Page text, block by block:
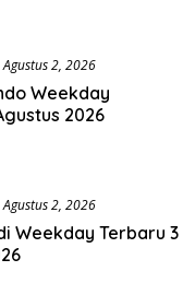
Agustus 2, 2026
Weekday
2026
Agustus 2, 2026
Weekday Terbaru 3